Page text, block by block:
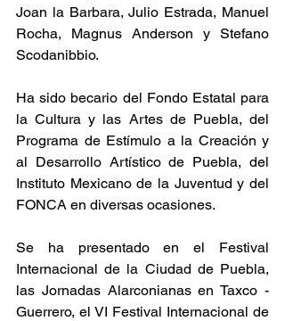
Joan la Barbara, Julio Estrada, Manuel
Rocha, Magnus Anderson y Stefano
Scodanibbio.
Ha sido becario del Fondo Estatal para
la Cultura y las Artes de Puebla, del
Programa de Estímulo a la Creación y
al Desarrollo Artístico de Puebla, del
Instituto Mexicano de la Juventud y del
FONCA en diversas ocasiones.
Se ha presentado en el Festival
Internacional de la Ciudad de Puebla,
las Jornadas Alarconianas en Taxco -
Guerrero, el VI Festival Internacional de